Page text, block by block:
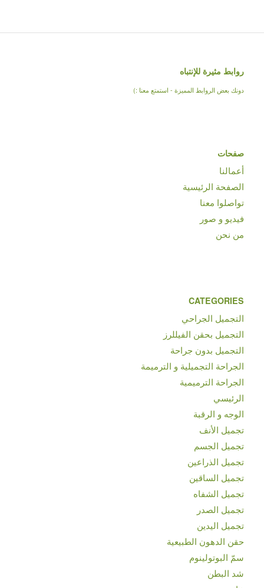
روابط مثيرة للإنتباه
دونك بعض الروابط المميزة - استمتع معنا :)
صفحات
أعمالنا
الصفحة الرئيسية
تواصلوا معنا
فيديو و صور
من نحن
CATEGORIES
التجميل الجراحي
التجميل بحقن الفيللرز
التجميل بدون جراحة
الجراحة التجميلية و الترميمة
الجراحة الترميمية
الرئيسي
الوجه و الرقبة
تجميل الأنف
تجميل الجسم
تجميل الذراعين
تجميل الساقين
تجميل الشفاه
تجميل الصدر
تجميل اليدين
حقن الدهون الطبيعية
سمّ البوتولينوم
شد البطن